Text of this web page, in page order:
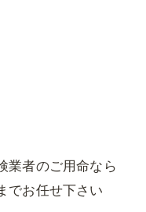
業者のご用命なら
でお任せ下さい